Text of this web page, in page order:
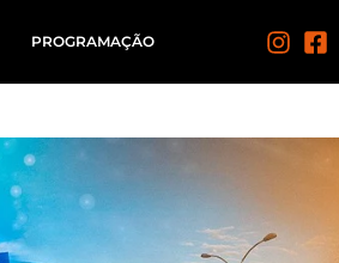
PROGRAMAÇÃO